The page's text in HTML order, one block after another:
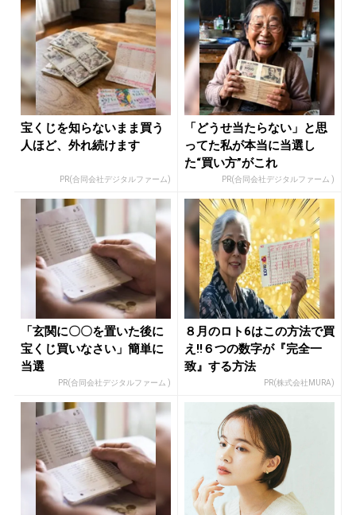
宝くじを知らないまま買う
人ほど、外れ続けます
PR(合同会社デジタルファーム)
「どうせ当たらない」と思
ってた私が本当に当選し
た“買い方”がこれ
PR(合同会社デジタルファーム )
「玄関に〇〇を置いた後に
宝くじ買いなさい」簡単に
当選
PR(合同会社デジタルファーム )
８月のロト6はこの方法で買
え!!６つの数字が『完全一
致』する方法
PR(株式会社MURA)